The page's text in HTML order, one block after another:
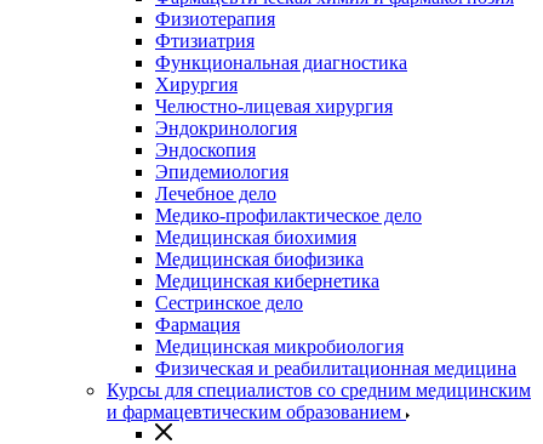
Физиотерапия
Фтизиатрия
Функциональная диагностика
Хирургия
Челюстно-лицевая хирургия
Эндокринология
Эндоскопия
Эпидемиология
Лечебное дело
Медико-профилактическое дело
Медицинская биохимия
Медицинская биофизика
Медицинская кибернетика
Сестринское дело
Фармация
Медицинская микробиология
Физическая и реабилитационная медицина
Курсы для специалистов со средним медицинским
и фармацевтическим образованием